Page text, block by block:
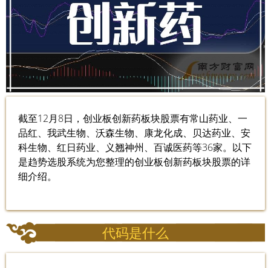
截至12月8日，创业板创新药板块股票有常山药业、一
品红、我武生物、沃森生物、康龙化成、贝达药业、安
科生物、红日药业、义翘神州、百诚医药等36家。以下
是趋势选股系统为您整理的创业板创新药板块股票的详
细介绍。
代码是什么